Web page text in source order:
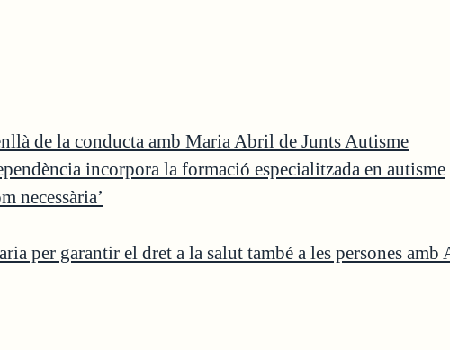
de la conducta amb Maria Abril de Junts Autisme
incorpora la formació especialitzada en autisme
necessària’
per garantir el dret a la salut també a les persones amb